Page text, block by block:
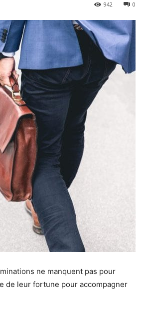
0
942
ne manquent pas pour
de leur fortune pour accompagner